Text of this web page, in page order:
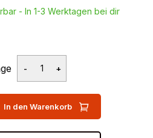
- In 1-3 Werktagen bei dir
In den Warenkorb